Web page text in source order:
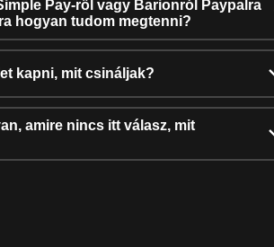
Pay-ről vagy Barionról Paypalra
hogyan tudom megtenni?
kapni, mit csináljak?
amire nincs itt válasz, mit